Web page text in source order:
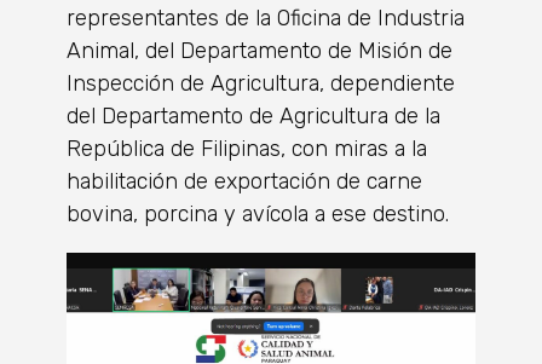
representantes de la Oficina de Industria
Animal, del Departamento de Misión de
Inspección de Agricultura, dependiente
del Departamento de Agricultura de la
República de Filipinas, con miras a la
habilitación de exportación de carne
bovina, porcina y avícola a ese destino.